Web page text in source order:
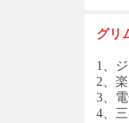
グリ
1、
2、
3、
4、